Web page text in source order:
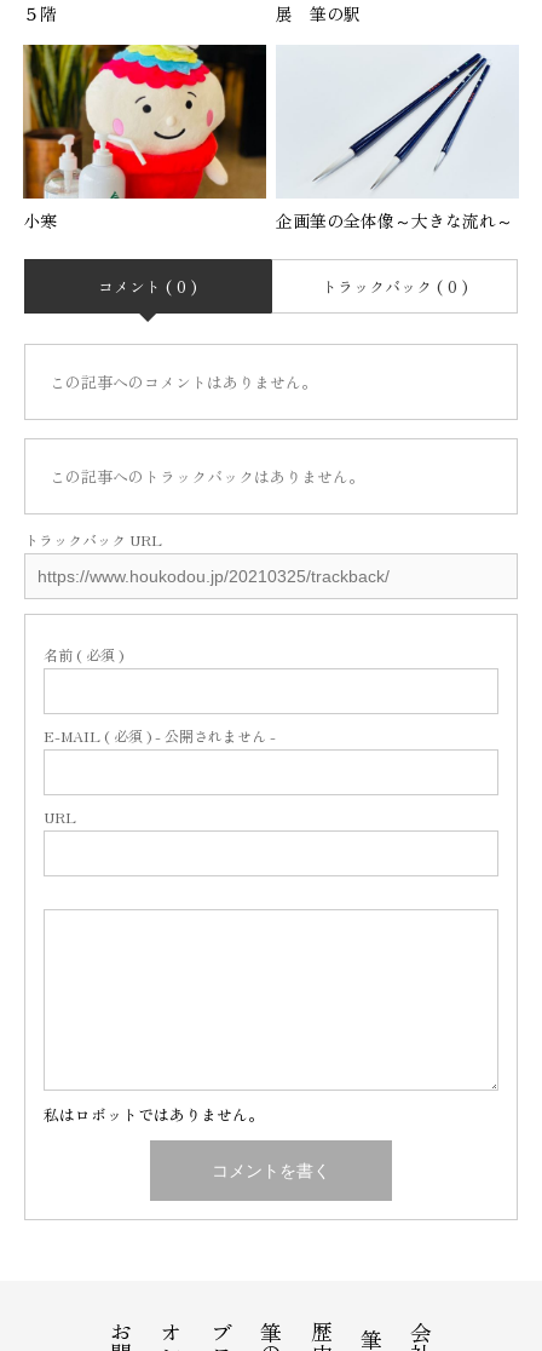
５階
展 筆の駅
小寒 企画筆の全体像～大きな流れ～
コメント ( 0 ) トラックバック ( 0 )
この記事へのコメントはありません。
この記事へのトラックバックはありません。
トラックバック URL
名前 ( 必須 )
E-MAIL ( 必須 ) - 公開されません -
URL
私はロボットではありません。
筆